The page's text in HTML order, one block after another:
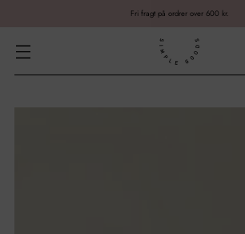
Fri fragt på ordrer over 600 kr.